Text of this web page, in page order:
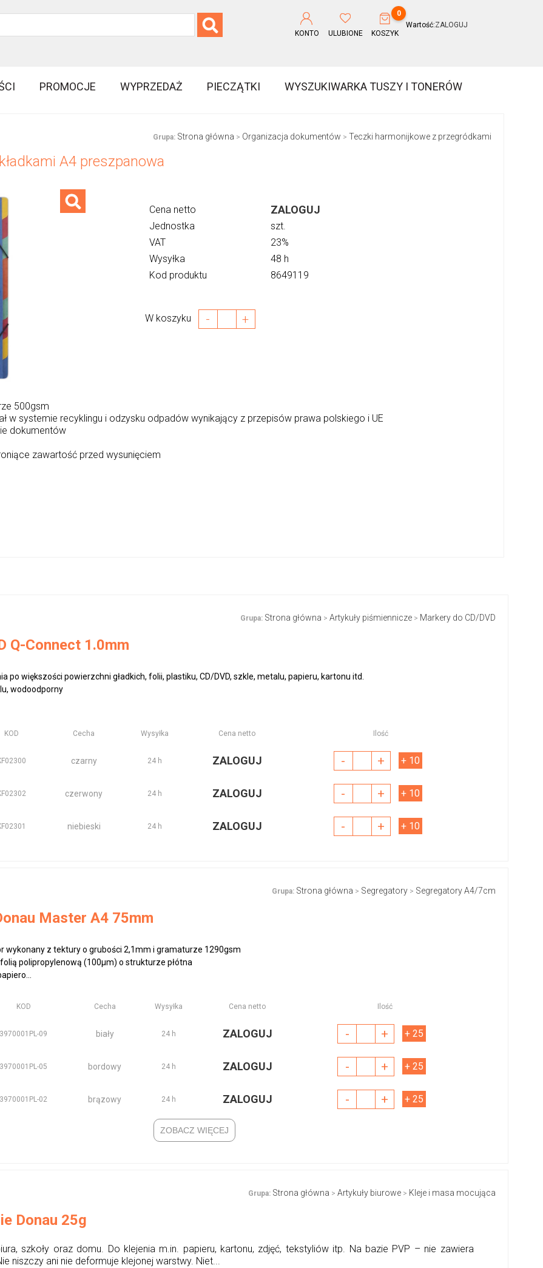
KONTO ULUBIONE
0
KOSZYK
Wartość:ZALOGUJ
PROMOCJE WYPRZEDAŻ PIECZĄTKI WYSZUKIWARKA TUSZY I TONERÓW
Grupa: Strona główna > Organizacja dokumentów > Teczki harmonijkowe z przegródkami
A4 preszpanowa
Cena netto ZALOGUJ
Jednostka
szt.
VAT
23%
Wysyłka
48 h
Kod produktu
8649119
W koszyku - +
500gsm
w systemie recyklingu i odzysku odpadów wynikający z przepisów prawa polskiego i UE
dokumentów
zawartość przed wysunięciem
Grupa: Strona główna > Artykuły piśmiennicze > Markery do CD/DVD
Q-Connect 1.0mm
po większości powierzchni gładkich, folii, plastiku, CD/DVD, szkle, metalu, papieru, kartonu itd.
wodoodporny
KOD Cecha Wysyłka Cena netto Ilość
czarny 24 h ZALOGUJ - + + 10
czerwony 24 h ZALOGUJ - + + 10
niebieski 24 h ZALOGUJ - + + 10
Grupa: Strona główna > Segregatory > Segregatory A4/7cm
Master A4 75mm
wykonany z tektury o grubości 2,1mm i gramaturze 1290gsm
polipropylenową (100μm) o strukturze płótna
KOD Cecha Wysyłka Cena netto Ilość
3970001PL-09 biały 24 h ZALOGUJ - + + 25
3970001PL-05 bordowy 24 h ZALOGUJ - + + 25
3970001PL-02 brązowy 24 h ZALOGUJ - + + 25
ZOBACZ WIĘCEJ
Grupa: Strona główna > Artykuły biurowe > Kleje i masa mocująca
Donau 25g
szkoły oraz domu. Do klejenia m.in. papieru, kartonu, zdjęć, tekstyliów itp. Na bazie PVP – nie zawiera
niszczy ani nie deformuje klejonej warstwy. Niet...